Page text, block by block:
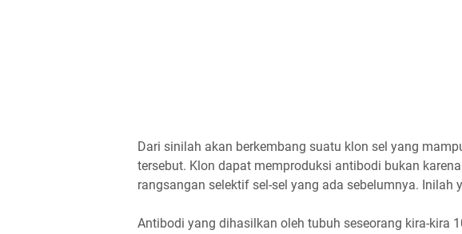
Dari sinilah akan berkembang suatu klon sel yang
tersebut. Klon dapat memproduksi antibodi bukan
rangsangan selektif sel-sel yang ada sebelumnya. Inilah
Antibodi yang dihasilkan oleh tubuh seseorang kira-kira